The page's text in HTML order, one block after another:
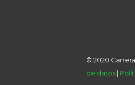
© 2020
de datos |